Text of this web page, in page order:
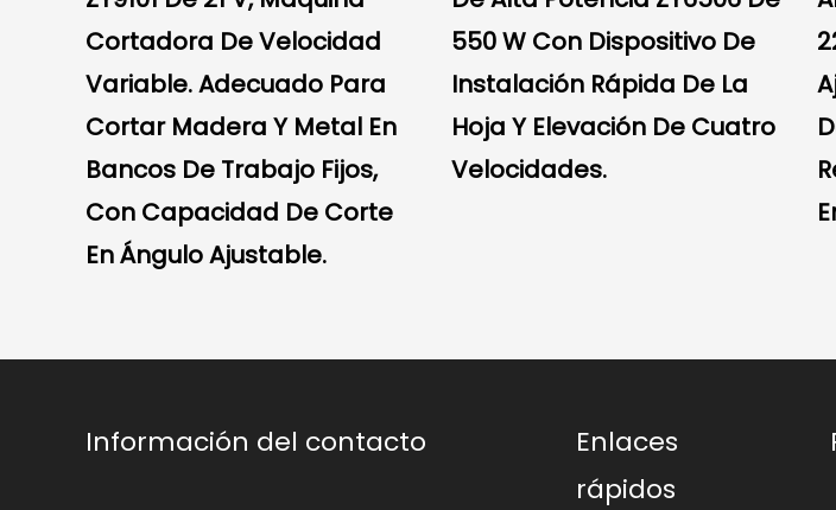
Cortadora De Velocidad
Variable. Adecuado Para
Cortar Madera Y Metal En
Bancos De Trabajo Fijos,
Con Capacidad De Corte
En Ángulo Ajustable.
550 W Con Dispositivo De
Instalación Rápida De La
Hoja Y Elevación De Cuatro
Velocidades.
Información del contacto
Enlaces
rápidos